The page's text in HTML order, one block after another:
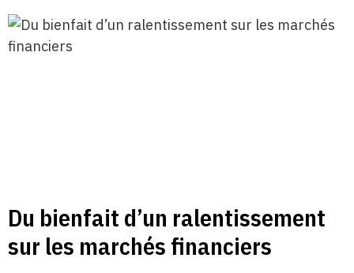
Du bienfait d’un ralentissement
sur les marchés financiers